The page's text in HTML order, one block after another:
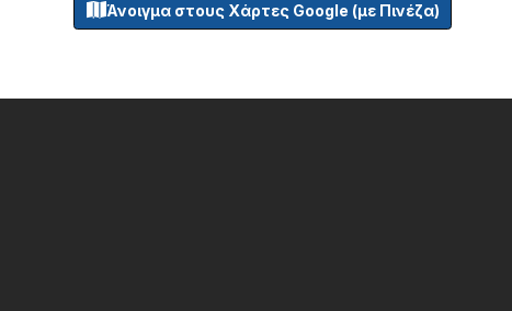
Άνοιγμα στους Χάρτες Google (με Πινέζα)